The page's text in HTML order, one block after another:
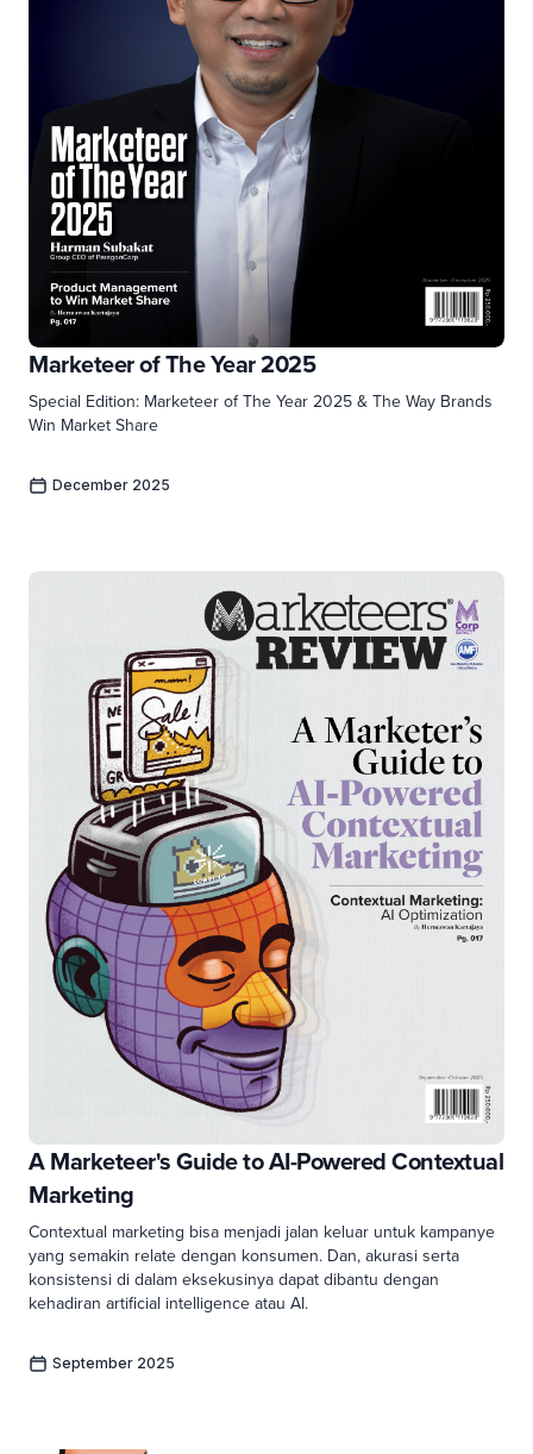
Marketeer of The Year 2025
Special Edition: Marketeer of The Year 2025 & The Way Brands
Win Market Share
December 2025
A Marketeer's Guide to AI-Powered Contextual
Marketing
Contextual marketing bisa menjadi jalan keluar untuk kampanye
yang semakin relate dengan konsumen. Dan, akurasi serta
konsistensi di dalam eksekusinya dapat dibantu dengan
kehadiran artificial intelligence atau AI.
September 2025